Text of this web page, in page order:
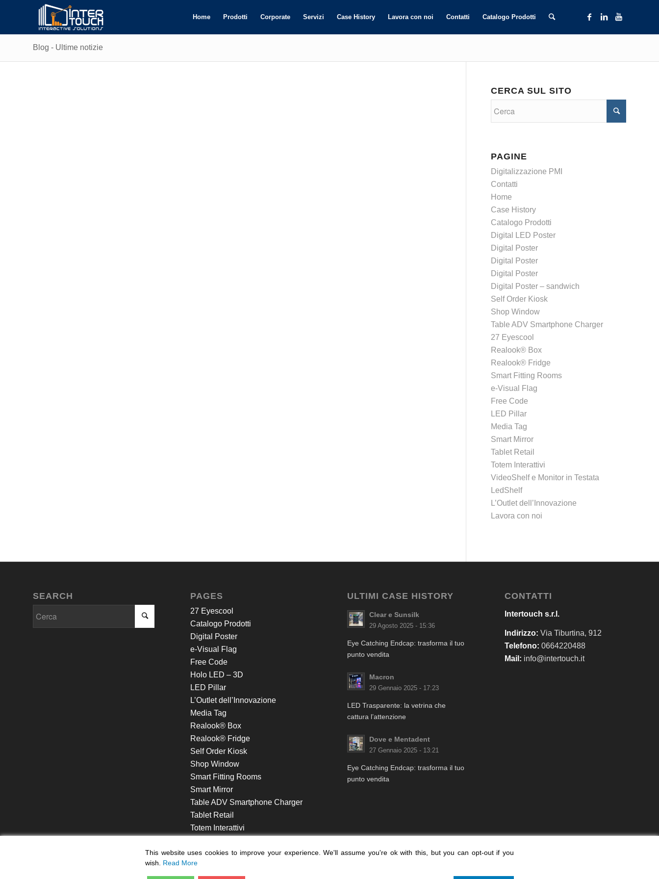
Home Prodotti Corporate Servizi Case History Lavora con noi Contatti Catalogo Prodotti
Blog - Ultime notizie
CERCA SUL SITO
PAGINE
Digitalizzazione PMI
Contatti
Home
Case History
Catalogo Prodotti
Digital LED Poster
Digital Poster
Digital Poster
Digital Poster
Digital Poster – sandwich
Self Order Kiosk
Shop Window
Table ADV Smartphone Charger
27 Eyescool
Realook® Box
Realook® Fridge
Smart Fitting Rooms
e-Visual Flag
Free Code
LED Pillar
Media Tag
Smart Mirror
Tablet Retail
Totem Interattivi
VideoShelf e Monitor in Testata
LedShelf
L’Outlet dell’Innovazione
Lavora con noi
SEARCH PAGES
27 Eyescool
Catalogo Prodotti
Digital Poster
e-Visual Flag
Free Code
Holo LED – 3D
LED Pillar
L’Outlet dell’Innovazione
Media Tag
Realook® Box
Realook® Fridge
Self Order Kiosk
Shop Window
Smart Fitting Rooms
Smart Mirror
Table ADV Smartphone Charger
Tablet Retail
Totem Interattivi
ULTIMI CASE HISTORY
Clear e Sunsilk
29 Agosto 2025 - 15:36
Eye Catching Endcap: trasforma il tuo
punto vendita
Macron
29 Gennaio 2025 - 17:23
LED Trasparente: la vetrina che
cattura l’attenzione
Dove e Mentadent
27 Gennaio 2025 - 13:21
Eye Catching Endcap: trasforma il tuo
punto vendita
CONTATTI
Intertouch s.r.l.
Indirizzo: Via Tiburtina, 912
Telefono: 0664220488
Mail: info@intertouch.it
This website uses cookies to improve your experience. We'll assume you're ok with this, but you can opt-out if you
wish. Read More